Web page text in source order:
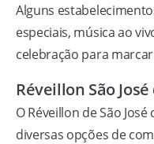
Alguns
especiais, música ao
celebração para
Réveillon São
O Réveillon de São
diversas opções de